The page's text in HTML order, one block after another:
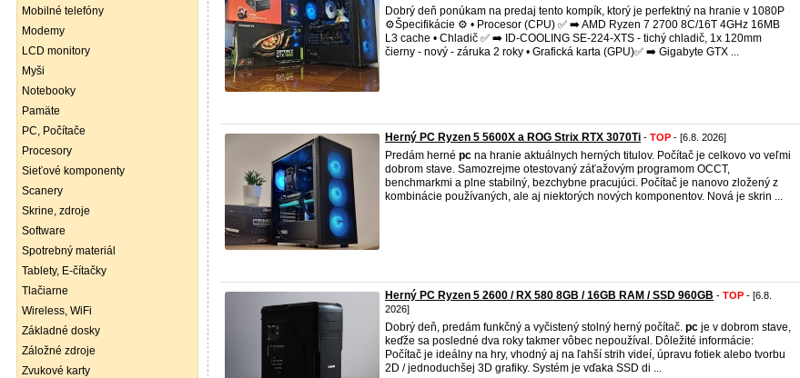
Mobilné telefóny
Modemy
LCD monitory
Myši
Notebooky
Pamäte
PC, Počítače
Procesory
Sieťové komponenty
Scanery
Skrine, zdroje
Software
Spotrebný materiál
Tablety, E-čítačky
Tlačiarne
Wireless, WiFi
Základné dosky
Záložné zdroje
Zvukové karty
Dobrý deň ponúkam na predaj tento kompík, ktorý je perfektný na hranie v 1080P
⚙️Špecifikácie ⚙️ • Procesor (CPU) ✅ ➡️ AMD Ryzen 7 2700 8C/16T 4GHz 16MB
L3 cache • Chladič ✅ ➡️ ID-COOLING SE-224-XTS - tichý chladič, 1x 120mm
čierny - nový - záruka 2 roky • Grafická karta (GPU)✅ ➡️ Gigabyte GTX ...
Herný PC Ryzen 5 5600X a ROG Strix RTX 3070Ti - TOP - [6.8. 2026]
Predám herné pc na hranie aktuálnych herných titulov. Počítač je celkovo vo veľmi
dobrom stave. Samozrejme otestovaný záťažovým programom OCCT,
benchmarkmi a plne stabilný, bezchybne pracujúci. Počítač je nanovo zložený z
kombinácie používaných, ale aj niektorých nových komponentov. Nová je skrin ...
Herný PC Ryzen 5 2600 / RX 580 8GB / 16GB RAM / SSD 960GB - TOP - [6.8.
2026]
Dobrý deň, predám funkčný a vyčistený stolný herný počítač. pc je v dobrom stave,
keďže sa posledné dva roky takmer vôbec nepoužíval. Dôležité informácie:
Počítač je ideálny na hry, vhodný aj na ľahší strih videí, úpravu fotiek alebo tvorbu
2D / jednoduchšej 3D grafiky. Systém je vďaka SSD di ...